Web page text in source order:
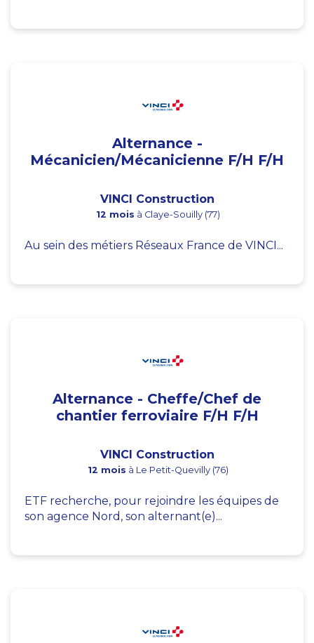
Alternance -
Mécanicien/Mécanicienne F/H F/H
VINCI Construction
12 mois à Claye-Souilly (77)
Au sein des métiers Réseaux France de VINCI...
Alternance - Cheffe/Chef de
chantier ferroviaire F/H F/H
VINCI Construction
12 mois à Le Petit-Quevilly (76)
ETF recherche, pour rejoindre les équipes de
son agence Nord, son alternant(e)...